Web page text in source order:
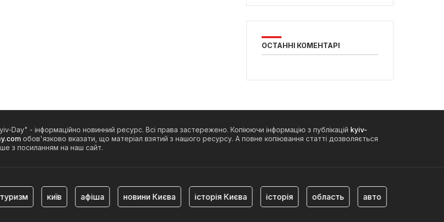
ОСТАННІ КОМЕНТАРІ
Day" - інформаційно новинний ресурс. Всі права застережено. Копіюючи інформацію з публікацій kyiv-
обов'язково вказати, що матеріал взятий з нашого ресурсу. А повне копіювання статті дозволяється
з посиланням на наш сайт.
туризм київ афіша новини Києва історія Києва історія область авто